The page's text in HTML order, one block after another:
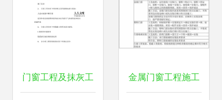
门窗工程及抹灰工 金属门窗工程施工